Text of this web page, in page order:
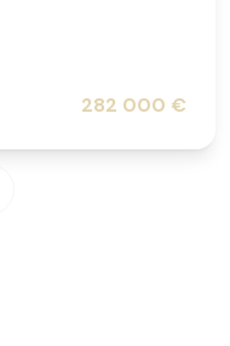
282 000 €